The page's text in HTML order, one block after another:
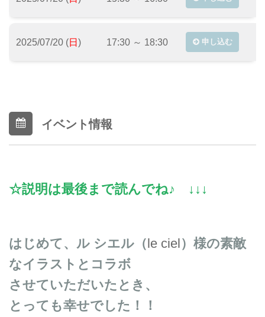
2025/07/20 (日 ) 17:30 ～ 18:30 申し込む
イベント情報
☆説明は最後まで読んでね♪ ↓↓↓
はじめて、ル シエル（le ciel）様の素敵
なイラストとコラボ
させていただいたとき、
とっても幸せでした！！